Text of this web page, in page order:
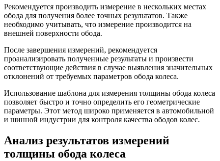
Рекомендуется производить измерение в нескольких местах
обода для получения более точных результатов. Также
необходимо учитывать, что измерение производится на
внешней поверхности обода.
После завершения измерений, рекомендуется
проанализировать полученные результаты и произвести
соответствующие действия в случае выявления значительных
отклонений от требуемых параметров обода колеса.
Использование шаблона для измерения толщины обода колеса
позволяет быстро и точно определить его геометрические
параметры. Этот метод широко применяется в автомобильной
и шинной индустрии для контроля качества ободов колес.
Анализ результатов измерений
толщины обода колеса